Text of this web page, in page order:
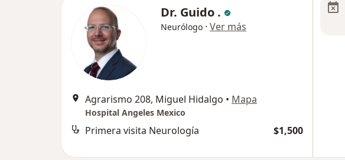
Dr. Guido .
Neurólogo · Ver más
Agrarismo 208, Miguel Hidalgo • Mapa
Hospital Angeles Mexico
Primera visita Neurología $1,500